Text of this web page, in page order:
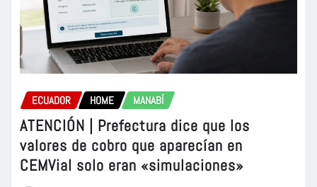
ECUADOR HOME MANABÍ
ATENCIÓN | Prefectura dice que los
valores de cobro que aparecían en
CEMVial solo eran «simulaciones»